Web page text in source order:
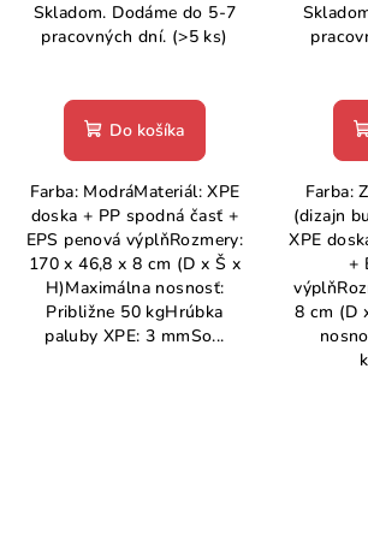
Skladom. Dodáme do 5-7
pracovných dní. (>5 ks)
Do košíka
Farba: ModráMateriál: XPE
doska + PP spodná časť +
EPS penová výplňRozmery:
170 x 46,8 x 8 cm (D x Š x
H)Maximálna nosnosť:
Približne 50 kgHrúbka
paluby XPE: 3 mmSo...
Farba:
(dizajn
XPE
+
8 cm (D